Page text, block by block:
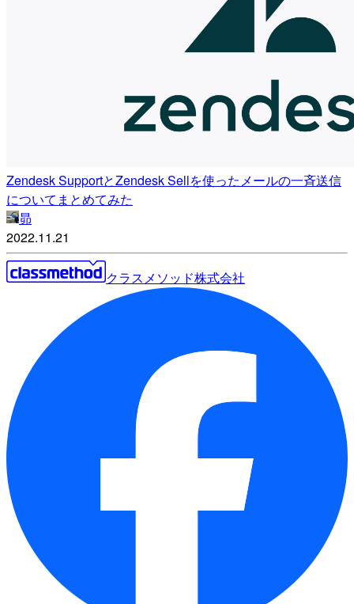
Zendesk SupportとZendesk Sellを使ったメールの一斉送信
についてまとめてみた
昴
2022.11.21
クラスメソッド株式会社